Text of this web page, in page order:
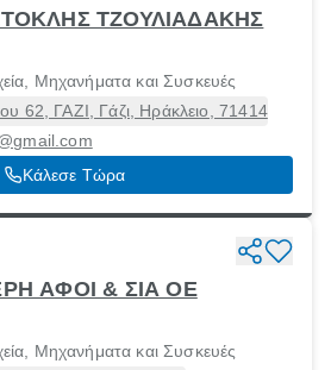
ΤΖΟΥΛΙΑΔΑΚΗΣ
Μηχανήματα και Συσκευές
62, ΓΑΖΙ, Γάζι, Ηράκλειο, 71414
Κάλεσε Τώρα
ΑΦΟΙ & ΣΙΑ ΟΕ
Μηχανήματα και Συσκευές